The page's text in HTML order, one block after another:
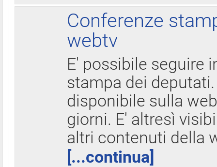
Conferenze
webtv
E' possibile seguire
stampa dei
disponibile sulla
giorni. E' altresì
altri contenuti della
[...continua]